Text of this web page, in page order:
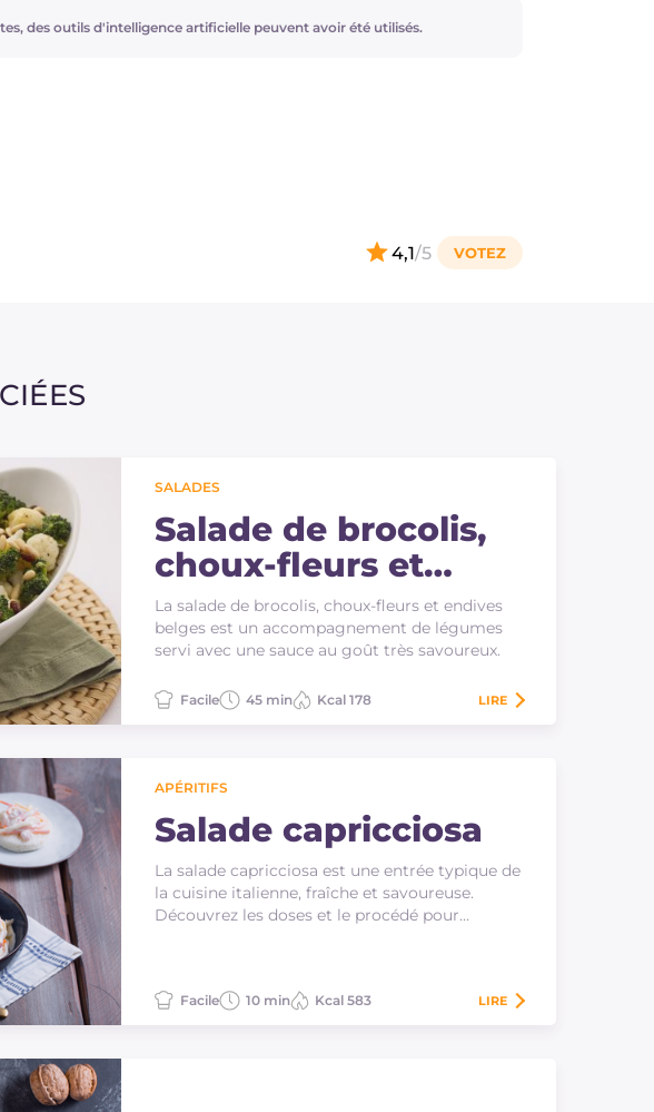
des outils d'intelligence artificielle peuvent avoir été utilisés.
4,1/5
SALADES
Salade de brocolis,
choux-fleurs et
endives belges
La salade de brocolis, choux-fleurs et endives
belges est un accompagnement de légumes
servi avec une sauce au goût très savoureux.
Facile 45 min Kcal 178 LIRE
APÉRITIFS
Salade capricciosa
La salade capricciosa est une entrée typique de
la cuisine italienne, fraîche et savoureuse.
Découvrez les doses et le procédé pour
Facile 10 min Kcal 583 LIRE